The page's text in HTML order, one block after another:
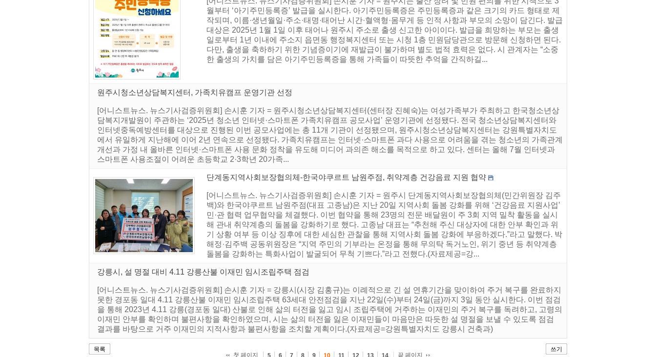
월부터 ‘아기주민등록증’ 발급을 실시한다. 아기주민등록증은 주민등록증과 같은 크기의 카드 형태로 제
작되며, 이름·생년월일·주소·태명·태어난 시간·혈액형·몸무게 등 인적 사항과 부모의 소망이 담긴다. 발급
대상은 2025년 1월 1일 이후 태어나 원주시 주소로 출생 신고한 아이이다. 발급을 희망하는 부모는 출생
일로부터 1년 이내에 주소지 읍면동 행정복지센터 또는 시청 1층 민원담당관으로 방문해 신청하면 된다.
다만, 출생을 축하하기 위한 기념증이기에 재발급이 불가하며 별도 법적 효력은 없다. 시 관계자는 “소중
한 출생의 가치를 담은 아기주민등록증을 통해 가족들이 따뜻한 추억을 간직하길...
원주시청소년상담복지센터, 가족치유캠프 운영기관 선정
[어니스트뉴스. 뉴스기사검증위원회] 손시훈 기자 = 원주시청소년상담복지센터(센터장 진혜숙)는 여성가족부가 주최하고 한국청소년상
담복지개발원이 주관하는 ‘2025년 청소년 인터넷·스마트폰 가족치유캠프 공모사업’ 운영기관에 선정됐다. 전국 청소년상담복지센터와
인터넷중독예방센터를 대상으로 진행된 이번 공모사업에는 총 11개 기관이 선정됐으며, 원주시청소년상담복지센터는 강원특별자치도
에서 유일하게 지난해에 이어 2년 연속으로 선정됐다. 가족치유캠프는 인터넷·스마트폰 과다 사용으로 어려움을 겪는 청소년의 가족관계
개선과 가정 내 올바른 인터넷·스마트폰 사용 문화 정착을 유도해 미디어 과의존 해소를 목적으로 하고 있다. 센터는 올해 7월 인터넷과
스마트폰 사용조절이 어려운 초등학교 2·3학년 20가족...
단계동지역사회보장협의체-한국야쿠르트 남원주점, 취약계층 건강음료 지원 협약
[어니스트뉴스. 뉴스기사검증위원회] 손시훈 기자 = 원주시 단계동지역사회보장협의체(민간위원장 김주
백)와 한국야쿠르트 남원주점(대표 고종남)은 지난 20일 지역사회 돌봄 강화를 위해 ‘건강음료 지원사업’
민·관 협력 업무협약을 체결했다. 이번 협약을 통해 23명의 전문 배달원이 주 3회 지역 밀착 활동을 실시
해 관내 취약계층의 돌봄을 강화하기로 했다. 고종남 대표는 “추천해 주신 대상자에 대한 안부 확인과 위
기 상황 여부 등 이상 징후에 대한 세심한 관찰을 통해 지역사회 돌봄 강화에 부응하겠다.”라고 말했다. 박
해정·김주백 공동위원장은 “지역 주민의 기부라는 온정을 통해 무의탁 독거노인, 위기 중년 등 취약계층
돌봄을 강화하는 특화사업이 발굴되어 무척 기쁘다.”라고 전했다.(자료제공=강...
강릉시, 설 명절 대비 4.11 강릉산불 이재민 임시조립주택 점검
[어니스트뉴스. 뉴스기사검증위원회] 손시훈 기자 = 강릉시(시장 김홍규)는 이례적으로 긴 설 연휴기간을 맞이하여 주거 복구를 완료하지
못한 경포동 일대 4.11 강릉산불 이재민 임시조립주택 63세대 안전점검을 지난 22일(수)부터 24일(금)까지 3일 동안 실시한다. 이번 점검
을 통해 2023년 4.11 강릉(경포동 일대) 산불로 인해 삶의 터전을 잃고 임시 조립주택에 거주하는 이재민의 주거 복구를 독려하고, 고령의
이재민 안부를 확인하며 불편사항을 확인하였으며, 시는 삶의 터전을 잃은 이재민들이 마음만은 따듯한 설 명절을 보낼 수 있도록 점검
결과를 바탕으로 거주 이재민의 지적사항과 불편사항을 조치할 계획이다.(자료제공=강원특별자치도 강릉시 건축과)
목록
쓰기
첫 페이지
5 6 7 8 9 10 11 12 13 14 끝 페이지